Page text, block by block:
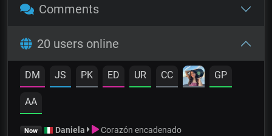
Comments
20 users online
DM JS PK ED UR CC GP
AA
Now Daniela Corazón encadenado